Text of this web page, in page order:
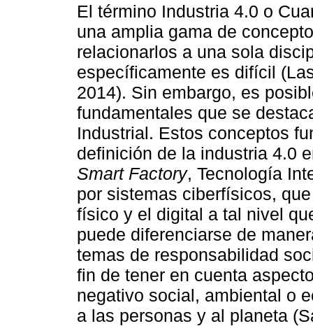
El término Industria 4.0 o
una amplia gama de
relacionarlos a una sola
específicamente es difícil
2014). Sin embargo, es
fundamentales que se
Industrial. Estos conceptos
definición de la industria 4.0
Smart Factory, Tecnología
por sistemas ciberfísicos,
físico y el digital a tal nivel
puede diferenciarse de
temas de responsabilidad
fin de tener en cuenta
negativo social, ambiental o
a las personas y al planeta